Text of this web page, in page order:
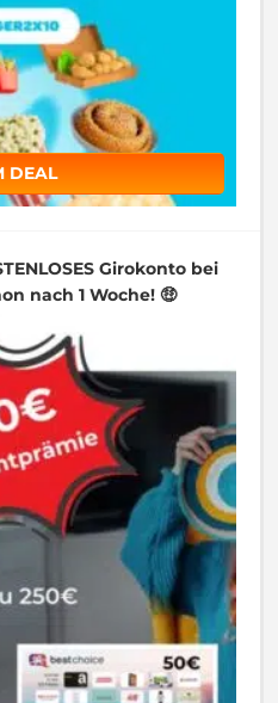
DEAL
Girokonto bei
nach 1 Woche! 🤑